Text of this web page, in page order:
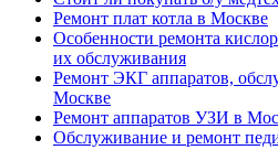
Ремонт плат котла в Москве
Особенности ремонта
их обслуживания
Ремонт ЭКГ аппаратов,
Москве
Ремонт аппаратов УЗИ в
Обслуживание и ремонт